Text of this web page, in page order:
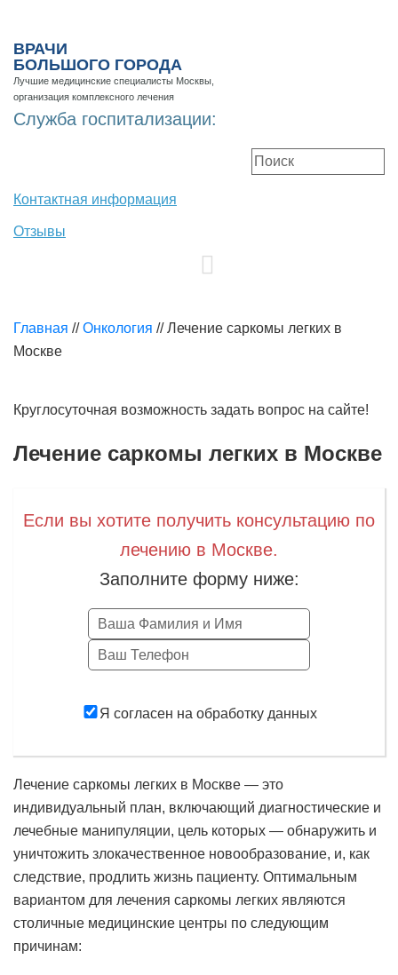
ВРАЧИ
БОЛЬШОГО ГОРОДА
Лучшие медицинские специалисты Москвы,
организация комплексного лечения
Служба госпитализации:
Контактная информация
Отзывы
Главная // Онкология // Лечение саркомы легких в
Москве
Круглосуточная возможность задать вопрос на сайте!
Лечение саркомы легких в Москве
Если вы хотите получить консультацию по
лечению в Москве.
Заполните форму ниже:
Я согласен на обработку данных
Лечение саркомы легких в Москве — это
индивидуальный план, включающий диагностические и
лечебные манипуляции, цель которых — обнаружить и
уничтожить злокачественное новообразование, и, как
следствие, продлить жизнь пациенту. Оптимальным
вариантом для лечения саркомы легких являются
столичные медицинские центры по следующим
причинам: